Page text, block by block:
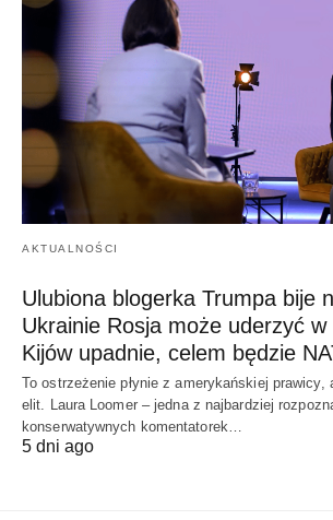
AKTUALNOŚCI
Ulubiona blogerka Trumpa bije
Ukrainie Rosja może uderzyć w
Kijów upadnie, celem będzie
To ostrzeżenie płynie z amerykańskiej prawicy,
elit. Laura Loomer – jedna z najbardziej
konserwatywnych komentatorek…
5 dni ago